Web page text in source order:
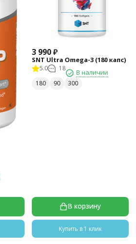
3 990 ₽
SNT Ultra Omega-3 (180 капс)
5.0 18 В наличии
180 90 300
В корзину
Купить в 1 клик